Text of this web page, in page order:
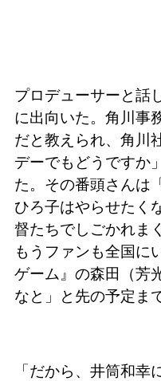
プロデューサーと話
に出向いた。角川事
だと教えられ、角川
デーでもどうですか
た。その番頭さんは
ひろ子はやらせたく
督たちでしごかれま
もうファンも全国に
ゲーム』の森田（芳
なと」と先の予定ま
「だから、井筒和幸